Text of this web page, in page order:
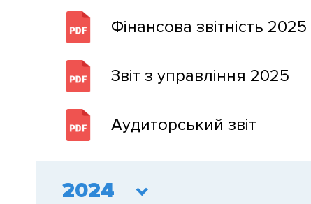
Фінансова звітність 2025
Звіт з управління 2025
Аудиторський звіт
2024